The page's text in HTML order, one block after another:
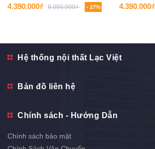
4.390.000₫ 6.050.000₫ - 27% 4.390.000₫
Hệ thống nội thất Lạc Việt
Bản đồ liên hệ
Chính sách - Hướng Dẫn
Chính sách bảo mật